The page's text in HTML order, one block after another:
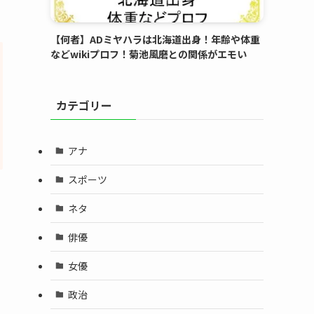
【何者】ADミヤハラは北海道出身！年齢や体重
などwikiプロフ！菊池風磨との関係がエモい
カテゴリー
アナ
スポーツ
ネタ
俳優
女優
政治